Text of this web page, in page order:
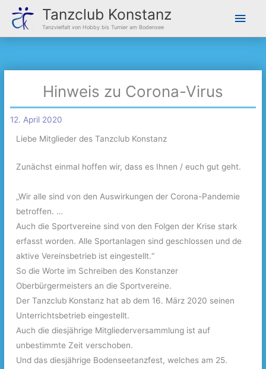
Inhalt
springen
Tanzclub Konstanz
Tanzvielfalt von Hobby bis Turnier am Bodensee
Hinweis zu Corona-Virus
12. April 2020
Liebe Mitglieder des Tanzclub Konstanz
Zunächst einmal hoffen wir, dass es Ihnen / euch gut geht.
„Wir alle sind von den Auswirkungen der Corona-Pandemie
betroffen. …
Auch die Sportvereine sind von den Folgen der Krise stark
erfasst worden. Alle Sportanlagen sind geschlossen und de
aktive Vereinsbetrieb ist eingestellt.“
So die Worte im Schreiben des Konstanzer
Oberbürgermeisters an die Sportvereine.
Der Tanzclub Konstanz hat ab dem 16. März 2020 seinen
Unterrichtsbetrieb eingestellt.
Auch die diesjährige Mitgliederversammlung ist auf
unbestimmte Zeit verschoben.
Und das diesjährige Bodenseetanzfest, welches am 25.